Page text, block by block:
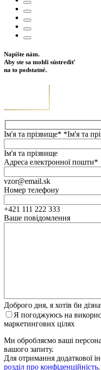
Napíšte nám.
Aby ste sa mohli sústrediť
na to podstatné.
Ім'я та прізвище* *Ім'я та
Ім'я та прізвище
Адреса електронної пошти*
vzor@email.sk
Номер телефону
+421 111 222 333
Ваше повідомлення
Доброго дня, я хотів би
Я погоджуюсь на
маркетингових цілях
Ми обробляємо ваші
вашого запиту.
Для отримання додаткової
розділ про конфіденційність.